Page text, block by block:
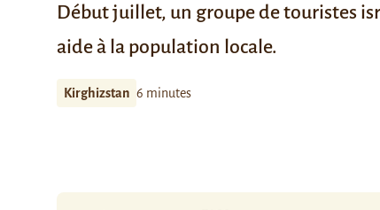
Début juillet, un groupe de touristes
aide à la population locale.
Kirghizstan 6 minutes